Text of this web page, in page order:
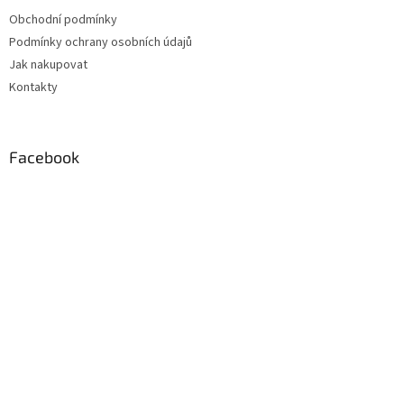
Obchodní podmínky
Podmínky ochrany osobních údajů
Jak nakupovat
Kontakty
Facebook